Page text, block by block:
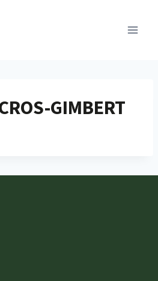
GIMBERT